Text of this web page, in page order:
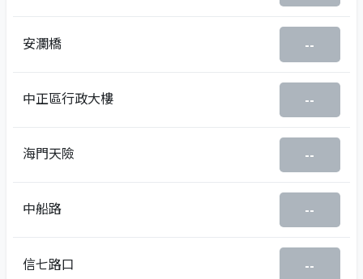
安瀾橋 --
中正區行政大樓 --
海門天險 --
中船路 --
信七路口 --